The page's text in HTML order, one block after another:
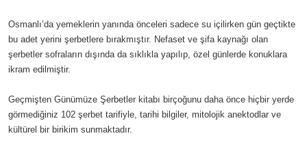
Osmanlı’da yemeklerin yanında önceleri sadece su içilirken gün geçtikte
bu adet yerini şerbetlere bırakmıştır. Nefaset ve şifa kaynağı olan
şerbetler sofraların dışında da sıklıkla yapılıp, özel günlerde konuklara
ikram edilmiştir.
Geçmişten Günümüze Şerbetler kitabı birçoğunu daha önce hiçbir yerde
görmediğiniz 102 şerbet tarifiyle, tarihi bilgiler, mitolojik anektodlar ve
kültürel bir birikim sunmaktadır.